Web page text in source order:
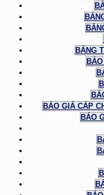
BẢNG
BÁO GIÁ CÁP
BÁO